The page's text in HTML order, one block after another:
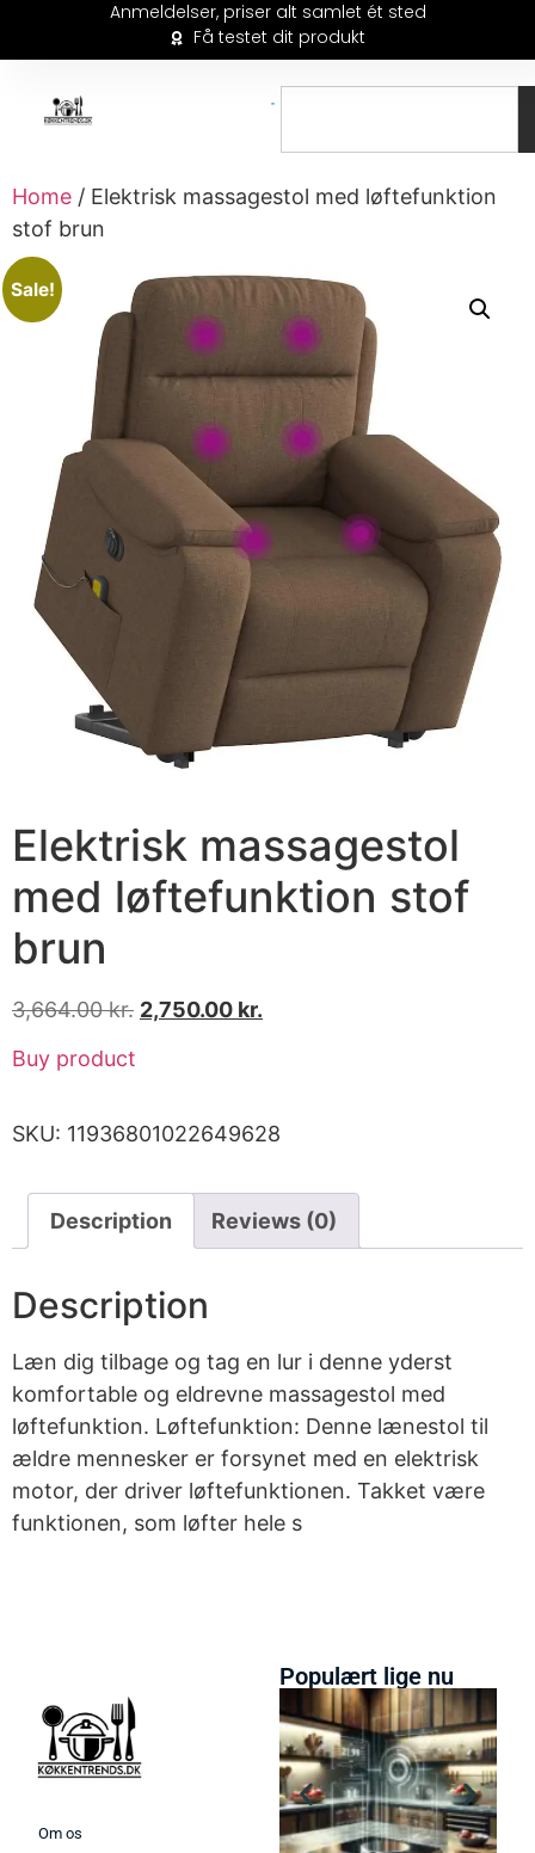
Anmeldelser, priser alt samlet ét sted
Få testet dit produkt
Home / Elektrisk massagestol med løftefunktion
stof brun
Sale!
Elektrisk massagestol
med løftefunktion stof
brun
3,664.00kr. 2,750.00 kr.
Buy product
SKU: 11936801022649628
Description Reviews (0)
Description
Læn dig tilbage og tag en lur i denne yderst
komfortable og eldrevne massagestol med
løftefunktion. Løftefunktion: Denne lænestol til
ældre mennesker er forsynet med en elektrisk
motor, der driver løftefunktionen. Takket være
funktionen, som løfter hele s
Om os
Populært lige nu